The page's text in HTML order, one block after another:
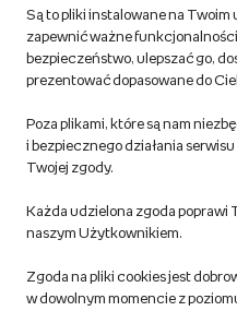
Regulamin empik.com
Pozostałe Regulaminy Empiku
Polityka prywatności empik.com
produktów niebezpiecznych
Dostosuj zgody
Są to pliki instalowane na
zapewnić ważne
bezpieczeństwo, ulepszać go,
prezentować dopasowane do
Poza plikami, które są nam
i bezpiecznego działania
Twojej zgody.
Każda udzielona zgoda poprawi
naszym Użytkownikiem.
Zgoda na pliki cookies jest
w dowolnym momencie z